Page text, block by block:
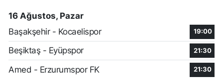
16 Ağustos, Pazar
Başakşehir - Kocaelispor
19:00
Beşiktaş - Eyüpspor 21:30
Amed - Erzurumspor FK 21:30